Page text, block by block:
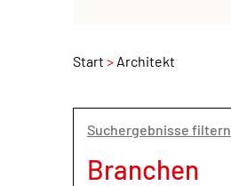
Start Architekt
Suchergebnisse filtern
Branchen